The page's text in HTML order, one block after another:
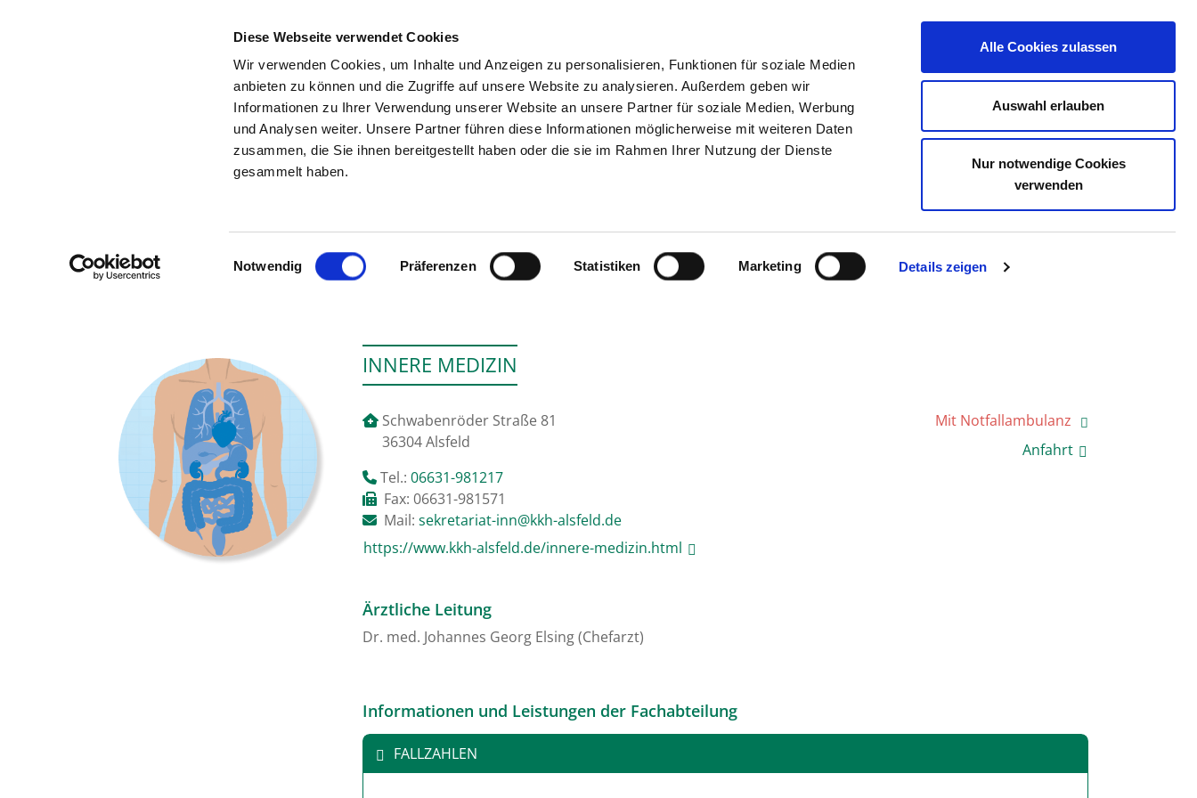
Diese Webseite verwendet Cookies
Wir verwenden Cookies, um Inhalte und Anzeigen zu personalisieren, Funktionen für soziale Medien
anbieten zu können und die Zugriffe auf unsere Website zu analysieren. Außerdem geben wir
Informationen zu Ihrer Verwendung unserer Website an unsere Partner für soziale Medien, Werbung
und Analysen weiter. Unsere Partner führen diese Informationen möglicherweise mit weiteren Daten
zusammen, die Sie ihnen bereitgestellt haben oder die sie im Rahmen Ihrer Nutzung der Dienste
gesammelt haben.
Einwilligungsauswahl
Notwendig Präferenzen Statistiken Marketing Details zeigen
Alle Cookies zulassen
Auswahl erlauben
Nur notwendige Cookies
verwenden
SUCHEN TIPPS & HILFE DAS VERZEICHNIS STELLENBÖRSE KONTAKT
Zur Krankenhaus-Startseite
KREISKRANKENHAUS DES VOGELSBERGKREISES IN ALSFELD
INNERE MEDIZIN
Schwabenröder Straße 81
36304 Alsfeld
Tel.: 06631-981217
Fax: 06631-981571
Mail: ed.dlefsla-hkk@nni-tairaterkes
Mit Notfallambulanz
Anfahrt
https://www.kkh-alsfeld.de/innere-medizin.html
Ärztliche Leitung
Dr. med. Johannes Georg Elsing (Chefarzt)
Informationen und Leistungen der Fachabteilung
FALLZAHLEN